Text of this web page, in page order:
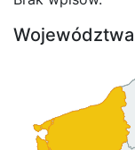
Województwa